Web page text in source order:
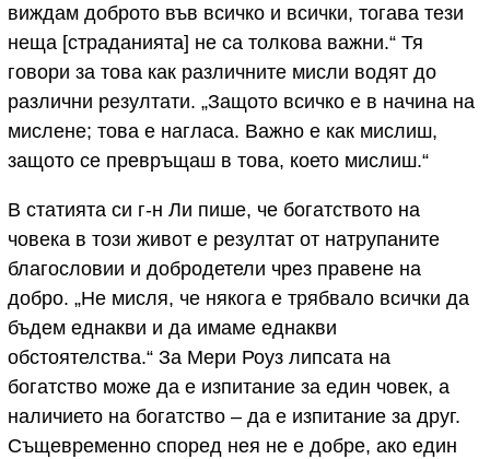
виждам доброто във всичко и всички, тогава тези
неща [страданията] не са толкова важни.“ Тя
говори за това как различните мисли водят до
различни резултати. „Защото всичко е в начина на
мислене; това е нагласа. Важно е как мислиш,
защото се превръщаш в това, което мислиш.“
В статията си г-н Ли пише, че богатството на
човека в този живот е резултат от натрупаните
благословии и добродетели чрез правене на
добро. „Не мисля, че някога е трябвало всички да
бъдем еднакви и да имаме еднакви
обстоятелства.“ За Мери Роуз липсата на
богатство може да е изпитание за един човек, а
наличието на богатство – да е изпитание за друг.
Същевременно според нея не е добре, ако един